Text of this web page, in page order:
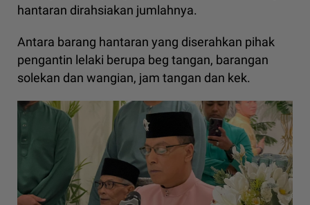
hantaran dirahsiakan jumlahnya.
Antara barang hantaran yang diserahkan pihak
pengantin lelaki berupa beg tangan, barangan
solekan dan wangian, jam tangan dan kek.